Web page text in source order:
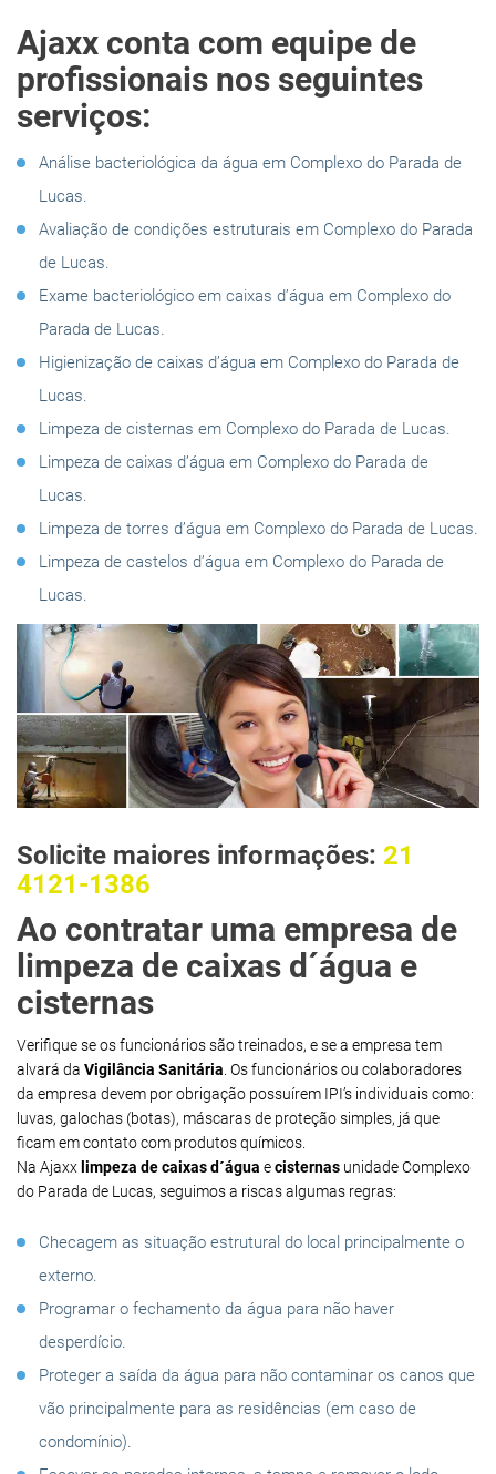
Ajaxx conta com equipe de
profissionais nos seguintes
serviços:
Análise bacteriológica da água em Complexo do Parada de
Lucas.
Avaliação de condições estruturais em Complexo do Parada
de Lucas.
Exame bacteriológico em caixas d’água em Complexo do
Parada de Lucas.
Higienização de caixas d’água em Complexo do Parada de
Lucas.
Limpeza de cisternas em Complexo do Parada de Lucas.
Limpeza de caixas d’água em Complexo do Parada de
Lucas.
Limpeza de torres d’água em Complexo do Parada de Lucas.
Limpeza de castelos d’água em Complexo do Parada de
Lucas.
Solicite maiores informações: 21
4121-1386
Ao contratar uma empresa de
limpeza de caixas d´água e
cisternas
Verifique se os funcionários são treinados, e se a empresa tem
alvará da Vigilância Sanitária . Os funcionários ou colaboradores
da empresa devem por obrigação possuírem IPI’s individuais como:
luvas, galochas (botas), máscaras de proteção simples, já que
ficam em contato com produtos químicos.
Na Ajaxx limpeza de caixas d´água ecisternas unidade Complexo
do Parada de Lucas, seguimos a riscas algumas regras:
Checagem as situação estrutural do local principalmente o
externo.
Programar o fechamento da água para não haver
desperdício.
Proteger a saída da água para não contaminar os canos que
vão principalmente para as residências (em caso de
condomínio).